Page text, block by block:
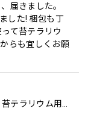
届きました。
した! 梱包も丁
て苔テラリウ
らも宜しくお願